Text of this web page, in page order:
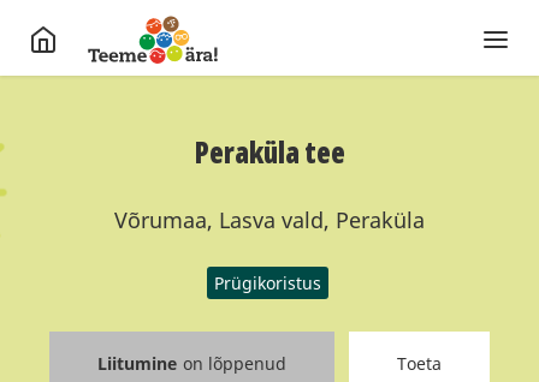
Peraküla tee
Võrumaa, Lasva vald, Peraküla
Prügikoristus
Liitumine on lõppenud Toeta